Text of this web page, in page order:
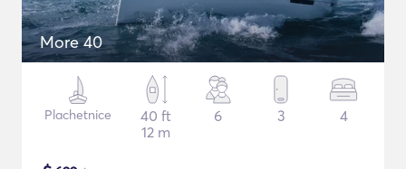
More 40
Plachetnice
40 ft
12 m
6 3 4